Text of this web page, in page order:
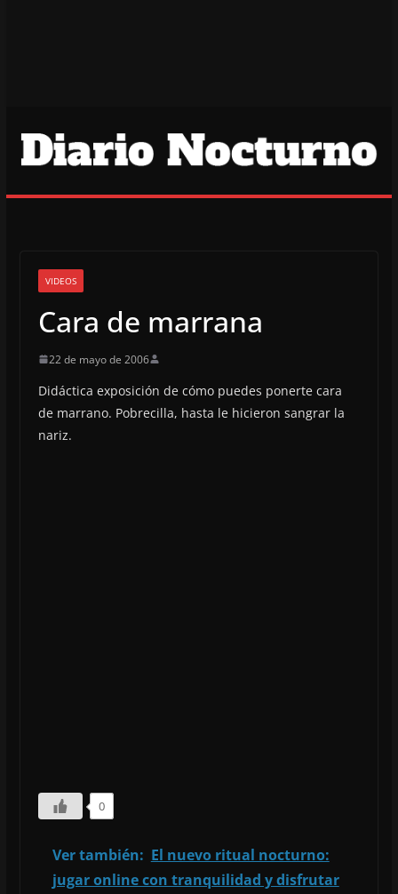
VIDEOS
Cara de marrana
22 de mayo de 2006
Didáctica exposición de cómo puedes ponerte cara
de marrano. Pobrecilla, hasta le hicieron sangrar la
nariz.
0
Ver también: El nuevo ritual nocturno:
jugar online con tranquilidad y disfrutar